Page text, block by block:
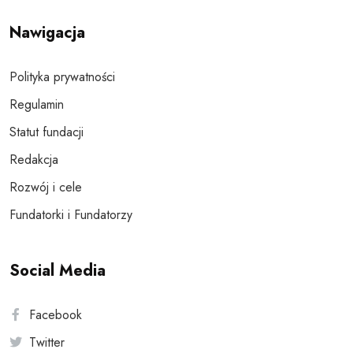
Nawigacja
Polityka prywatności
Regulamin
Statut fundacji
Redakcja
Rozwój i cele
Fundatorki i Fundatorzy
Social Media
Facebook
Twitter